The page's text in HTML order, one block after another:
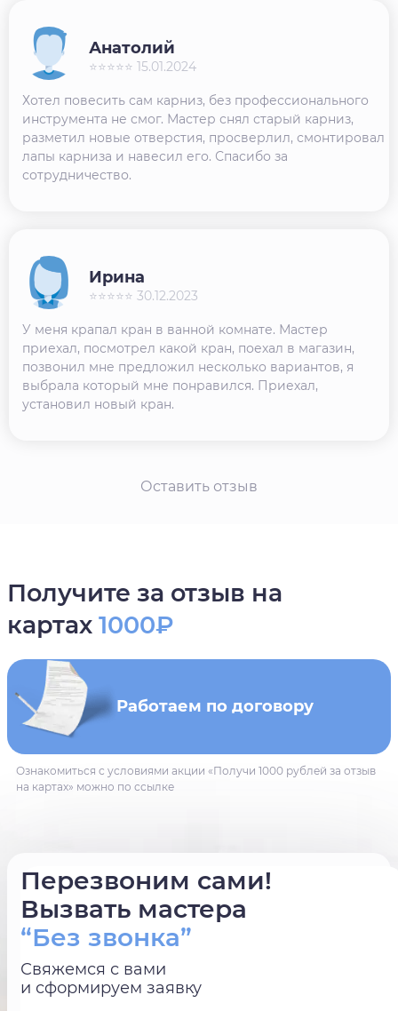
Хотел повесить сам карниз, без профессионального
инструмента не смог. Мастер снял старый карниз,
разметил новые отверстия, просверлил, смонтировал
лапы карниза и навесил его. Спасибо за
сотрудничество.
Анатолий
⭐⭐⭐⭐⭐ 15.01.2024
У меня крапал кран в ванной комнате. Мастер
приехал, посмотрел какой кран, поехал в магазин,
позвонил мне предложил несколько вариантов, я
выбрала который мне понравился. Приехал,
установил новый кран.
Ирина
⭐⭐⭐⭐⭐ 30.12.2023
Оставить отзыв
Перезвоним сами!
Вызвать мастера
“Без звонка”
Свяжемся с вами
и сформируем заявку
Получите за отзыв на
картах 1000₽
Работаем по договору
Ознакомиться с условиями акции «Получи 1000 рублей за отзыв
на картах» можно по ссылке